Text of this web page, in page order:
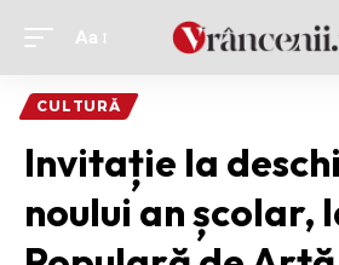
Ajustor
font
Aa
CULTURĂ
Invitație la
noului an școlar,